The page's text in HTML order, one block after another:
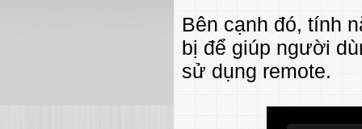
Bên cạnh đó, tính
bị để giúp người
sử dụng remote.